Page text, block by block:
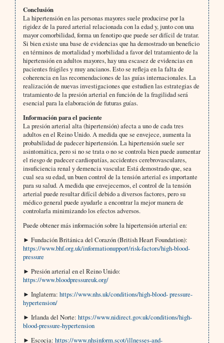
Conclusión
La hipertensión en las personas mayores suele producirse por la
rigidez de la pared arterial relacionada con la edad y, junto con una
mayor comorbilidad, forma un fenotipo que puede ser difícil de tratar.
Si bien existe una base de evidencias que ha demostrado un beneficio
en términos de mortalidad y morbilidad a favor del tratamiento de la
hipertensión en adultos mayores, hay una escasez de evidencias en
pacientes frágiles y muy ancianos. Esto se refleja en la falta de
coherencia en las recomendaciones de las guías internacionales. La
realización de nuevas investigaciones que estudien las estrategias de
tratamiento de la presión arterial en función de la fragilidad será
esencial para la elaboración de futuras guías.
Información para el paciente
La presión arterial alta (hipertensión) afecta a uno de cada tres
adultos en el Reino Unido. A medida que se envejece, aumenta la
probabilidad de padecer hipertensión. La hipertensión suele ser
asintomática, pero si no se trata o no se controla bien puede aumentar
el riesgo de padecer cardiopatías, accidentes cerebrovasculares,
insuficiencia renal y demencia vascular. Está demostrado que, sea
cual sea su edad, un buen control de la tensión arterial es importante
para su salud. A medida que envejecemos, el control de la tensión
arterial puede resultar difícil debido a diversos factores, pero su
médico general puede ayudarle a encontrar la mejor manera de
controlarla minimizando los efectos adversos.
Puede obtener más información sobre la hipertensión arterial en:
► Fundación Británica del Corazón (British Heart Foundation):
https://www.bhf.org.uk/informationupport/risk-factors/high-blood-
pressure
► Presión arterial en el Reino Unido:
https://www.bloodpressureuk.org/
► Inglaterra: https://www.nhs.uk/conditions/high-blood- pressure-
hypertension/
► Irlanda del Norte: https://www.nidirect.gov.uk/conditions/high-
blood-pressure-hypertension
► Escocia: https://www.nhsinform.scot/illnesses-and-